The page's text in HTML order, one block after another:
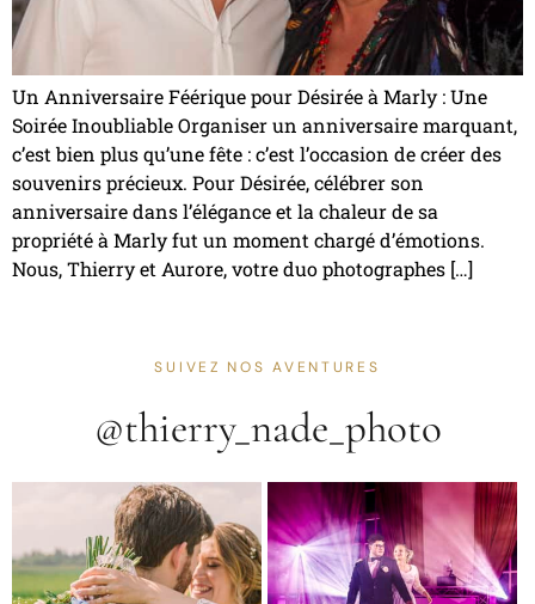
Un Anniversaire Féérique pour Désirée à Marly : Une
Soirée Inoubliable Organiser un anniversaire marquant,
c’est bien plus qu’une fête : c’est l’occasion de créer des
souvenirs précieux. Pour Désirée, célébrer son
anniversaire dans l’élégance et la chaleur de sa
propriété à Marly fut un moment chargé d’émotions.
Nous, Thierry et Aurore, votre duo photographes […]
SUIVEZ NOS AVENTURES
@thierry_nade_photo